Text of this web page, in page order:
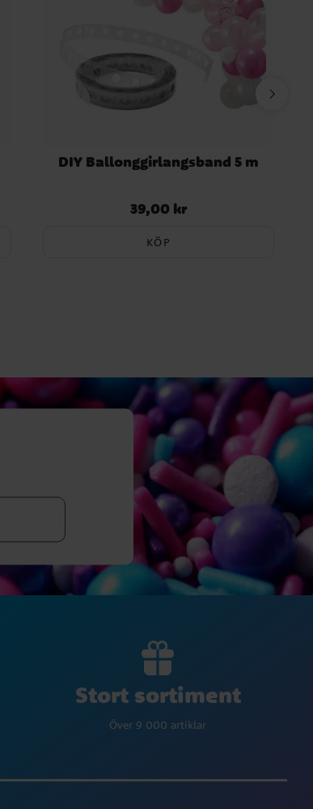
DIY Ballonggirlangsband 5 m
Pris:39,00 kr
39,00 kr
KÖP
Stort sortiment
Över 9 000 artiklar